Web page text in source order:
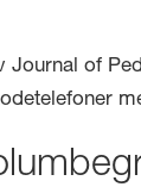
Journal of